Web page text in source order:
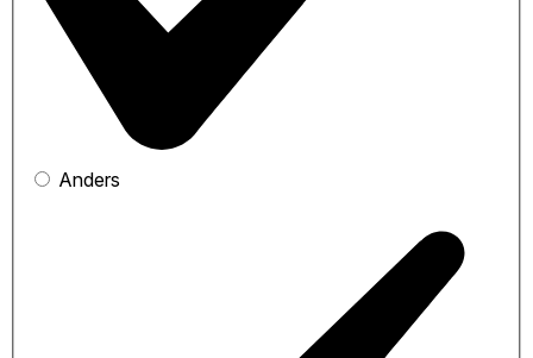
Anders